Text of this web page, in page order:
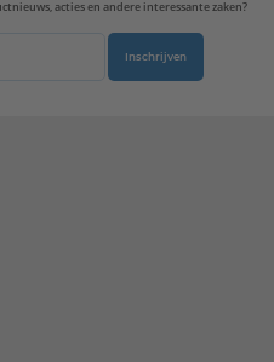
acties en andere interessante zaken?
Inschrijven